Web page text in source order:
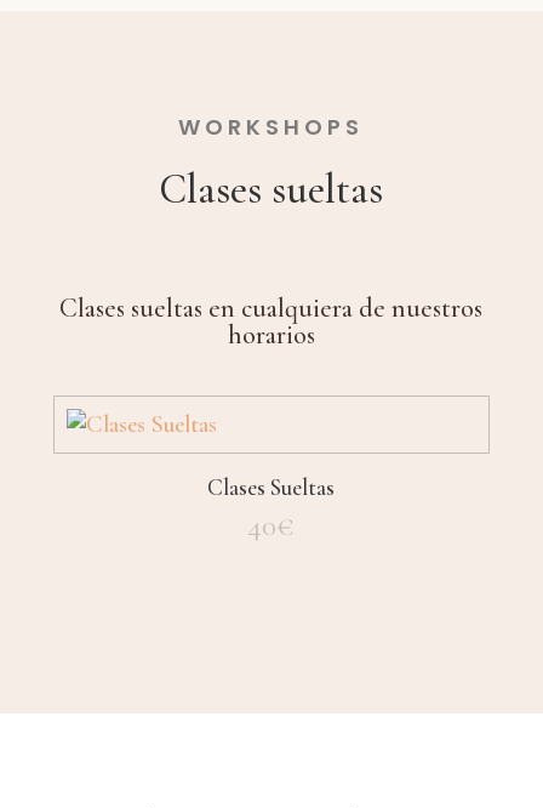
WORKSHOPS
Clases sueltas
Clases sueltas en cualquiera de nuestros
horarios
Clases Sueltas
40€